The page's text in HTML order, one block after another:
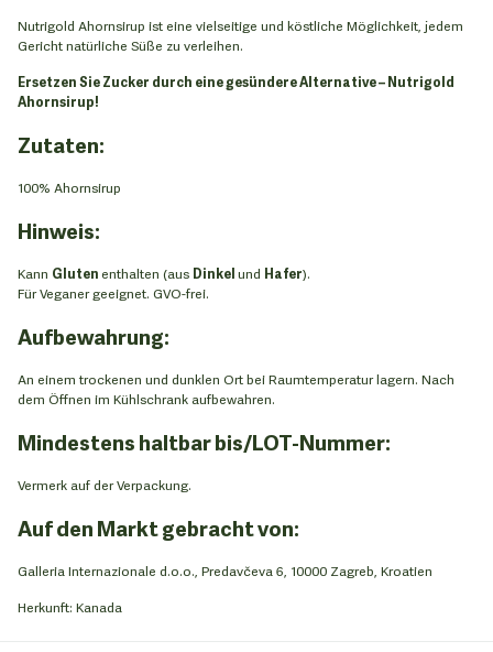
Nutrigold Ahornsirup ist eine vielseitige und köstliche Möglichkeit, jedem
Gericht natürliche Süße zu verleihen.
Ersetzen Sie Zucker durch eine gesündere Alternative – Nutrigold
Ahornsirup!
Zutaten:
100% Ahornsirup
Hinweis:
Kann Glutenenthalten (aus Dinkelund Hafer).
Für Veganer geeignet. GVO-frei.
Aufbewahrung:
An einem trockenen und dunklen Ort bei Raumtemperatur lagern. Nach
dem Öffnen im Kühlschrank aufbewahren.
Mindestens haltbar bis/LOT-Nummer:
Vermerk auf der Verpackung.
Auf den Markt gebracht von:
Galleria Internazionale d.o.o., Predavčeva 6, 10000 Zagreb, Kroatien
Herkunft: Kanada